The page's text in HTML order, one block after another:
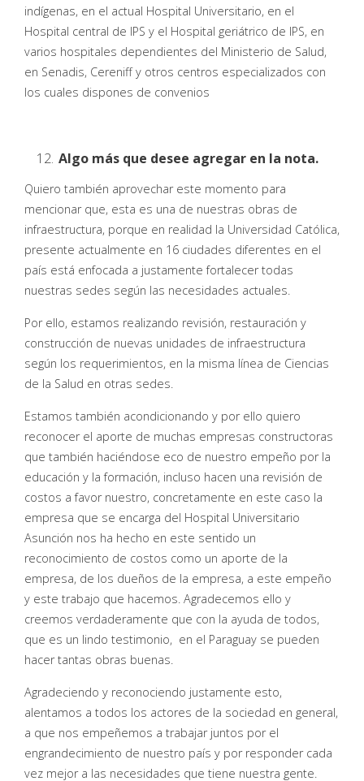
indígenas, en el actual Hospital Universitario, en el
Hospital central de IPS y el Hospital geriátrico de IPS, en
varios hospitales dependientes del Ministerio de Salud,
en Senadis, Cereniff y otros centros especializados con
los cuales dispones de convenios
Algo más que desee agregar en la nota.
Quiero también aprovechar este momento para
mencionar que, esta es una de nuestras obras de
infraestructura, porque en realidad la Universidad Católica,
presente actualmente en 16 ciudades diferentes en el
país está enfocada a justamente fortalecer todas
nuestras sedes según las necesidades actuales.
Por ello, estamos realizando revisión, restauración y
construcción de nuevas unidades de infraestructura
según los requerimientos, en la misma línea de Ciencias
de la Salud en otras sedes.
Estamos también acondicionando y por ello quiero
reconocer el aporte de muchas empresas constructoras
que también haciéndose eco de nuestro empeño por la
educación y la formación, incluso hacen una revisión de
costos a favor nuestro, concretamente en este caso la
empresa que se encarga del Hospital Universitario
Asunción nos ha hecho en este sentido un
reconocimiento de costos como un aporte de la
empresa, de los dueños de la empresa, a este empeño
y este trabajo que hacemos. Agradecemos ello y
creemos verdaderamente que con la ayuda de todos,
que es un lindo testimonio, en el Paraguay se pueden
hacer tantas obras buenas.
Agradeciendo y reconociendo justamente esto,
alentamos a todos los actores de la sociedad en general,
a que nos empeñemos a trabajar juntos por el
engrandecimiento de nuestro país y por responder cada
vez mejor a las necesidades que tiene nuestra gente.